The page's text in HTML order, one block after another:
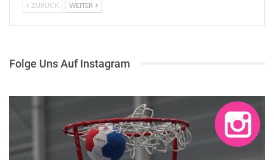
ZURÜCK WEITER
Folge Uns Auf Instagram